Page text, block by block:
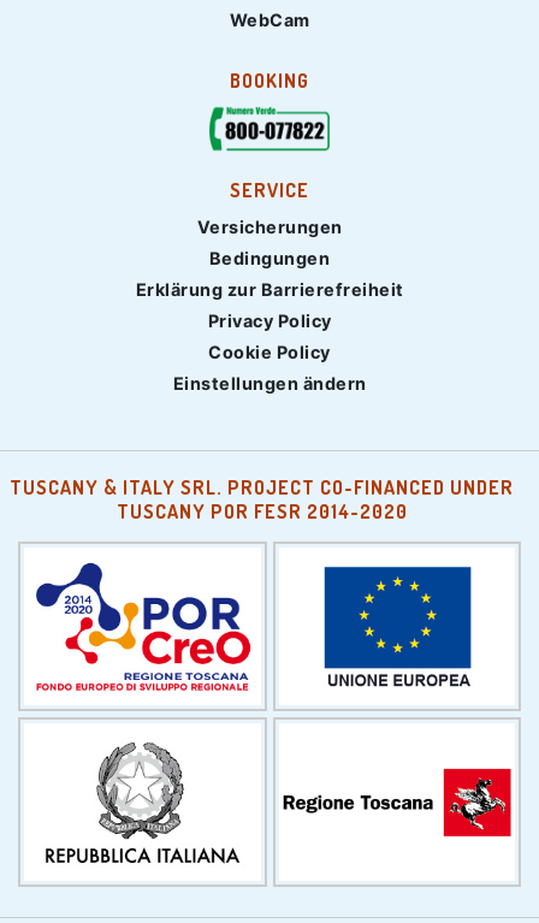
WebCam
BOOKING
SERVICE
Versicherungen
Bedingungen
Erklärung zur Barrierefreiheit
Privacy Policy
Cookie Policy
Einstellungen ändern
TUSCANY & ITALY SRL. PROJECT CO-FINANCED UNDER
TUSCANY POR FESR 2014-2020